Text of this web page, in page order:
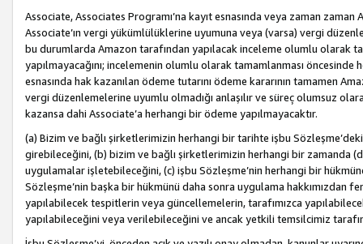
Associate, Associates Programı’na kayıt esnasında veya zaman
Associate’ın vergi yükümlülüklerine uyumuna veya (varsa) vergi
bu durumlarda Amazon tarafından yapılacak inceleme olumlu olarak
yapılmayacağını; incelemenin olumlu olarak tamamlanması
esnasında hak kazanılan ödeme tutarını ödeme kararının tamamen
vergi düzenlemelerine uyumlu olmadığı anlaşılır ve süreç olumsuz
kazansa dahi Associate’a herhangi bir ödeme yapılmayacaktır.
(a) Bizim ve bağlı şirketlerimizin herhangi bir tarihte işbu
girebileceğini, (b) bizim ve bağlı şirketlerimizin herhangi bir zamanda
uygulamalar işletebileceğini, (c) işbu Sözleşme’nin herhangi bir
Sözleşme’nin başka bir hükmünü daha sonra uygulama hakkımızdan
yapılabilecek tespitlerin veya güncellemelerin, tarafımızca
yapılabileceğini veya verilebileceğini ve ancak yetkili temsilcimiz